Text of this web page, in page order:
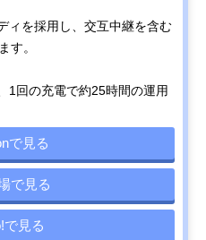
ィを採用し、交互中継を含む
す。
1回の充電で約25時間の運用
で見る
で見る
で見る